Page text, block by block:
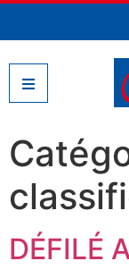
DÉFILÉ